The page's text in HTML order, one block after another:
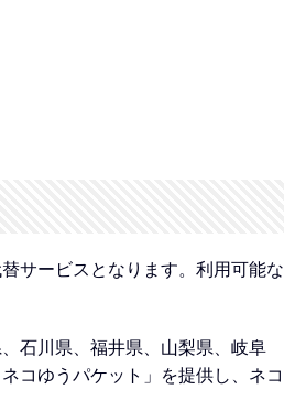
サービスとなります。利用可能な
石川県、福井県、山梨県、岐阜
コゆうパケット」を提供し、ネコ